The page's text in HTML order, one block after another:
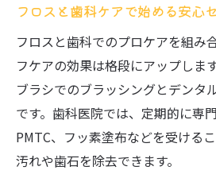
フロスと歯科ケアで始める安心
フロスと歯科でのプロケアを組み
フケアの効果は格段にアップしま
ブラシでのブラッシングとデンタ
です。歯科医院では、定期的に専
PMTC、フッ素塗布などを受ける
汚れや歯石を除去できます。